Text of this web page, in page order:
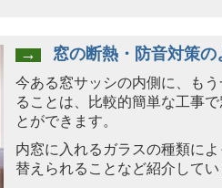
→ 窓の断熱・防音対策の
今ある窓サッシの内側に、も
ることは、比較的簡単な工事
とができます。
内窓に入れるガラスの種類に
替えられることなど紹介してい